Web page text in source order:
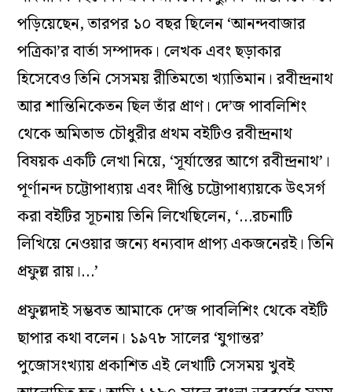
পড়িয়েছেন, তারপর ১০ বছর ছিলেন ‘আনন্দবাজার
পত্রিকা’র বার্তা সম্পাদক। লেখক এবং ছড়াকার
হিসেবেও তিনি সেসময় রীতিমতো খ্যাতিমান। রবীন্দ্রনাথ
আর শান্তিনিকেতন ছিল তাঁর প্রাণ। দে’জ পাবলিশিং
থেকে অমিতাভ চৌধুরীর প্রথম বইটিও রবীন্দ্রনাথ
বিষয়ক একটি লেখা নিয়ে, ‘সূর্যাস্তের আগে রবীন্দ্রনাথ’।
পূর্ণানন্দ চট্টোপাধ্যায় এবং দীপ্তি চট্টোপাধ্যায়কে উৎসর্গ
করা বইটির সূচনায় তিনি লিখেছিলেন, ‘…রচনাটি
লিখিয়ে নেওয়ার জন্যে ধন্যবাদ প্রাপ্য একজনেরই। তিনি
প্রফুল্ল রায়।…’
প্রফুল্লদাই সম্ভবত আমাকে দে’জ পাবলিশিং থেকে বইটি
ছাপার কথা বলেন। ১৯৭৮ সালের ‘যুগান্তর’
পুজোসংখ্যায় প্রকাশিত এই লেখাটি সেসময় খুবই